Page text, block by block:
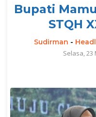
Bupati
STQH
Sudirman -
Selasa, 23